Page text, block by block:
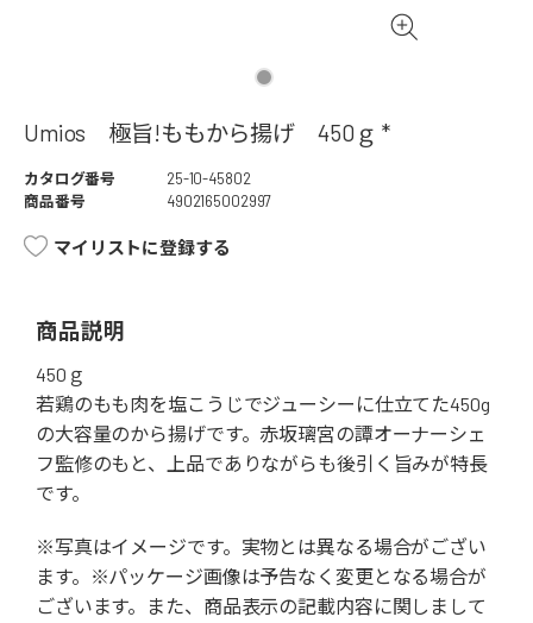
Umios 極旨!ももから揚げ 450ｇ *
カタログ番号
25-10-45802
商品番号
4902165002997
マイリストに登録する
商品説明
450ｇ
若鶏のもも肉を塩こうじでジューシーに仕立てた450g
の大容量のから揚げです。赤坂璃宮の譚オーナーシェ
フ監修のもと、上品でありながらも後引く旨みが特長
です。
※写真はイメージです。実物とは異なる場合がござい
ます。※パッケージ画像は予告なく変更となる場合が
ございます。また、商品表示の記載内容に関しまして